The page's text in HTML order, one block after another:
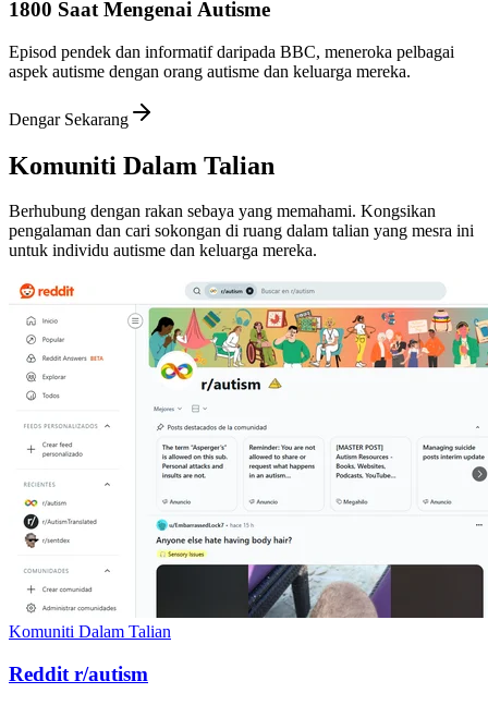
1800 Saat Mengenai Autisme
Episod pendek dan informatif daripada BBC, meneroka pelbagai
aspek autisme dengan orang autisme dan keluarga mereka.
Dengar Sekarang
Komuniti Dalam Talian
Berhubung dengan rakan sebaya yang memahami. Kongsikan
pengalaman dan cari sokongan di ruang dalam talian yang mesra ini
untuk individu autisme dan keluarga mereka.
Komuniti Dalam Talian
Reddit r/autism